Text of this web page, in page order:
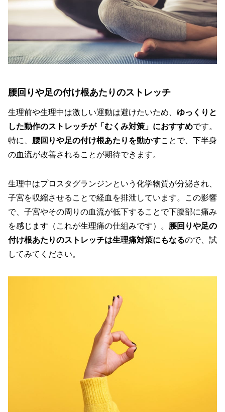
腰回りや足の付け根あたりのストレッチ
生理前や生理中は激しい運動は避けたいため、 ゆっくりと
した動作のストレッチが「むくみ対策」におすすめです。
特に、 腰回りや足の付け根あたりを動かすことで、下半身
の血流が改善されることが期待できます。
生理中はプロスタグランジンという化学物質が分泌され、
子宮を収縮させることで経血を排泄しています。この影響
で、子宮やその周りの血流が低下することで下腹部に痛み
を感じます（これが生理痛の仕組みです）。 腰回りや足の
付け根あたりのストレッチは生理痛対策にもなるので、試
してみてください。